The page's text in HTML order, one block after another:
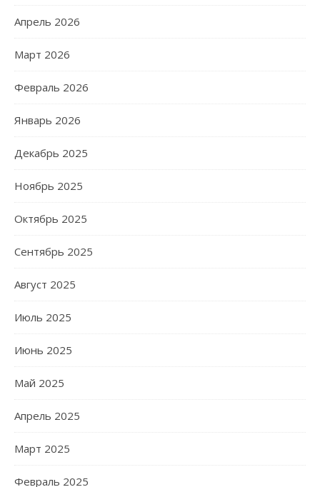
Апрель 2026
Март 2026
Февраль 2026
Январь 2026
Декабрь 2025
Ноябрь 2025
Октябрь 2025
Сентябрь 2025
Август 2025
Июль 2025
Июнь 2025
Май 2025
Апрель 2025
Март 2025
Февраль 2025